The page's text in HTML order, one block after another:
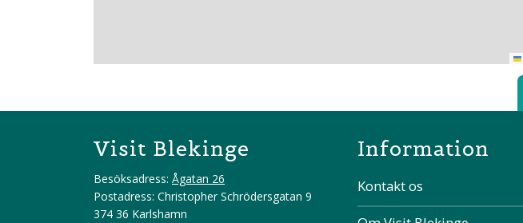
Visit Blekinge
Besöksadress: Ågatan 26
Postadress: Christopher Schrödersgatan 9
374 36 Karlshamn
Information
Kontakt os